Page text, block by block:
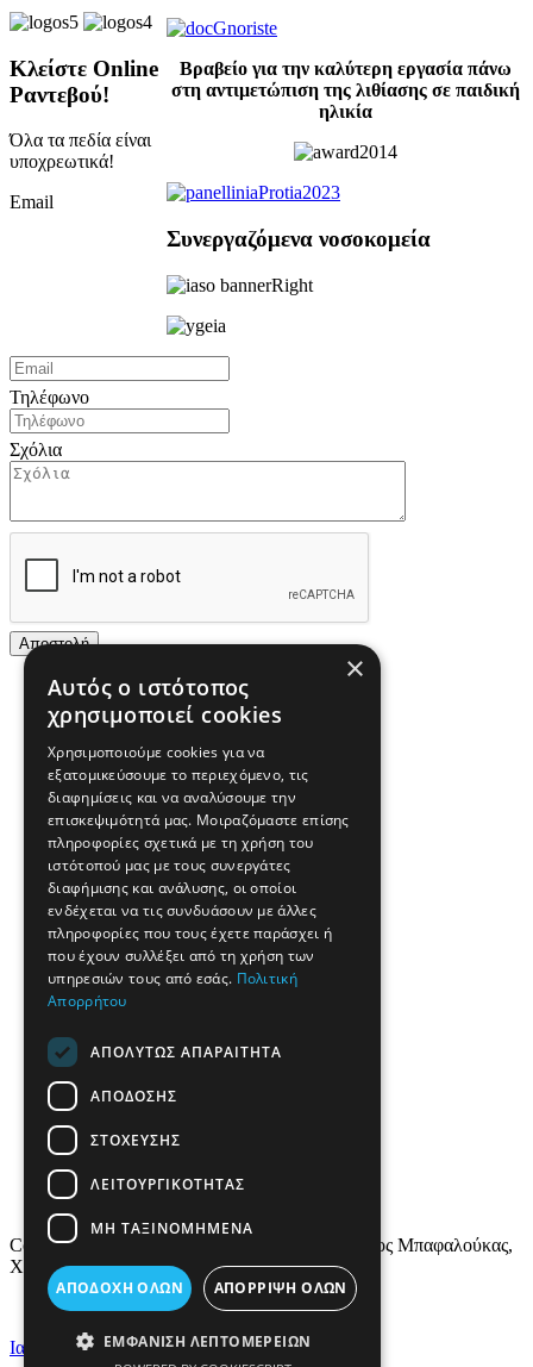
Βραβείο για την καλύτερη εργασία πάνω
στη αντιμετώπιση της λιθίασης σε παιδική
ηλικία
Συνεργαζόμενα νοσοκομεία
Κλείστε Online
Ραντεβού!
Όλα τα πεδία είναι
υποχρεωτικά!
Email
Τηλέφωνο
Σχόλια
Copyright © 2022 All Rights Reserved - Νικόλαος Μπαφαλούκας,
Χειρουργός - Ουρολόγος FEBU
Ιατρικό Marketing by Health Solutions
×
Αυτός ο ιστότοπος
χρησιμοποιεί cookies
Χρησιμοποιούμε cookies για να
εξατομικεύσουμε το περιεχόμενο, τις
διαφημίσεις και να αναλύσουμε την
επισκεψιμότητά μας. Μοιραζόμαστε επίσης
πληροφορίες σχετικά με τη χρήση του
ιστότοπού μας με τους συνεργάτες
διαφήμισης και ανάλυσης, οι οποίοι
ενδέχεται να τις συνδυάσουν με άλλες
πληροφορίες που τους έχετε παράσχει ή
που έχουν συλλέξει από τη χρήση των
υπηρεσιών τους από εσάς. Πολιτική
Απορρήτου
ΑΠΟΛΎΤΩΣ ΑΠΑΡΑΊΤΗΤΑ
ΑΠΌΔΟΣΗΣ
ΣΤΌΧΕΥΣΗΣ
ΛΕΙΤΟΥΡΓΙΚΌΤΗΤΑΣ
ΜΗ ΤΑΞΙΝΟΜΗΜΈΝΑ
ΑΠΟΔΟΧΉ ΌΛΩΝ ΑΠΌΡΡΙΨΗ ΌΛΩΝ
ΕΜΦΆΝΙΣΗ ΛΕΠΤΟΜΕΡΕΙΏΝ